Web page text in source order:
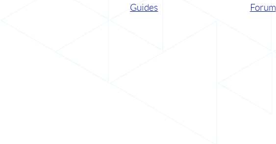
Guides Forum